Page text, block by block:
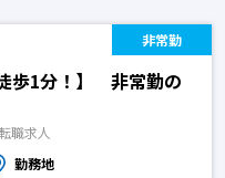
非常勤
歩1分！】 非常勤の
職求人
勤務地